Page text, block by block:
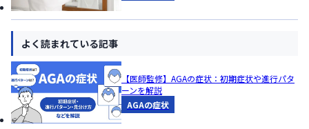
よく読まれている記事
【医師監修】AGAの症状：初期症状や進行パタ
ーンを解説
AGAの症状